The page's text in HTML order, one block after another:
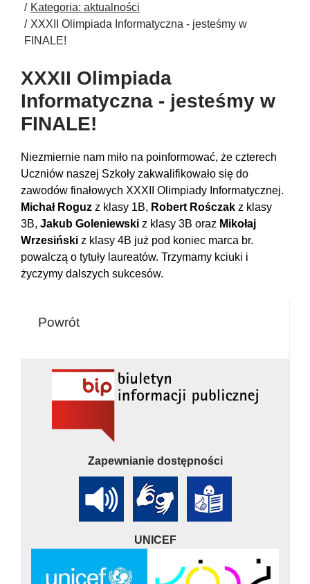
Kategoria: aktualności
XXXII Olimpiada Informatyczna - jesteśmy w
FINALE!
XXXII Olimpiada
Informatyczna - jesteśmy w
FINALE!
Niezmiernie nam miło na poinformować, że czterech
Uczniów naszej Szkoły zakwalifikowało się do
zawodów finałowych XXXII Olimpiady Informatycznej.
Michał Roguz z klasy 1B, Robert Rośczak z klasy
3B, Jakub Goleniewski z klasy 3B oraz Mikołaj
Wrzesiński z klasy 4B już pod koniec marca br.
powalczą o tytuły laureatów. Trzymamy kciuki i
życzymy dalszych sukcesów.
Powrót
Zapewnianie dostępności
UNICEF